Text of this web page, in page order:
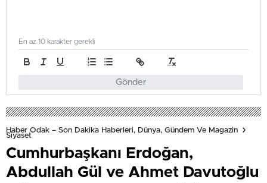
Gönder
En az 10 karakter gerekli
Haber Odak – Son Dakika Haberleri, Dünya, Gündem Ve Magazin
Siyaset
Cumhurbaşkanı Erdoğan,
Abdullah Gül ve Ahmet Davutoğlu